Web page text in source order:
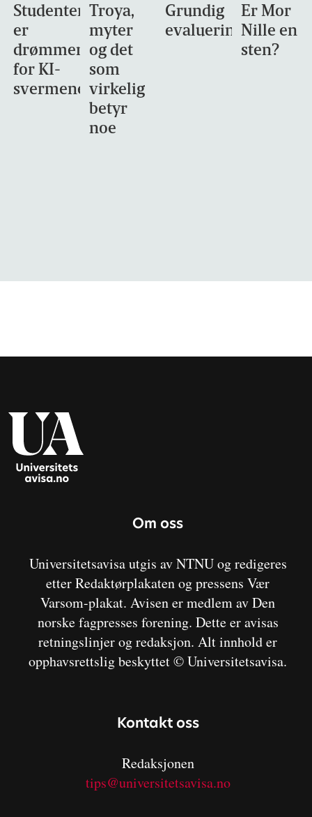
Studentene
er
drømmemålet
for KI-
svermene
Troya,
myter
og det
som
virkelig
betyr
noe
Grundig
evaluering?
Er Mor
Nille en
sten?
Om oss
Universitetsavisa utgis av NTNU og redigeres
etter Redaktørplakaten og pressens Vær
Varsom-plakat. Avisen er medlem av Den
norske fagpresses forening. Dette er avisas
retningslinjer og redaksjon. Alt innhold er
opphavsrettslig beskyttet © Universitetsavisa.
Kontakt oss
Redaksjonen
tips@universitetsavisa.no